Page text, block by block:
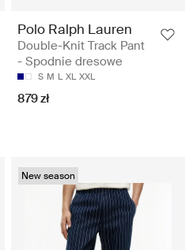
Polo Ralph Lauren
Double-Knit Track Pant
- Spodnie dresowe
S M L XL XXL
879 zł
New season